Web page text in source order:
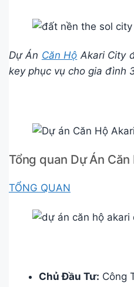
Dự Án Căn Hộ Akari City
key phục vụ cho gia đình
Tổng quan Dự Án
TỔNG QUAN
Chủ Đầu Tư: Công